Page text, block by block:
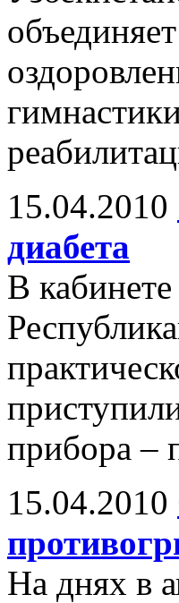
15.04.2010
диабета
В
прибора –
15.04.2010
На днях в